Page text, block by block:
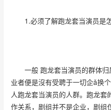
1.必须了解跑龙套当演员是
一般 跑龙套当演员的群体归
业者便是沒有受聘于一切企ǎ换
人跑龙套当演员的人群。跑龙
作关系，剧组并不是企业，剧组